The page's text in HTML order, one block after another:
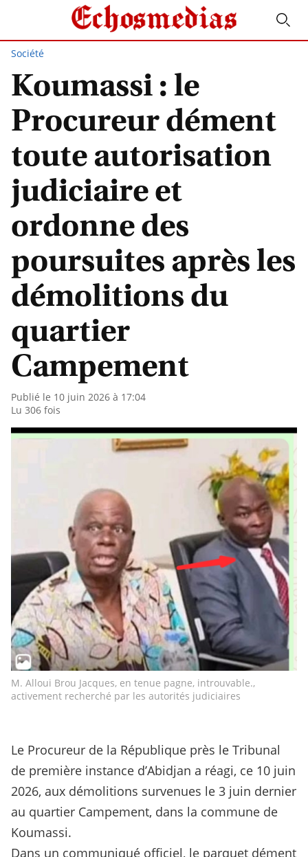
Société
Koumassi : le
Procureur dément
toute autorisation
judiciaire et
ordonne des
poursuites après les
démolitions du
quartier
Campement
Publié le 10 juin 2026 à 17:04
Lu 306 fois
M. Alloui Brou Jacques, en tenue pagne, introuvable.,
activement recherché par les autorités judiciaires
Le Procureur de la République près le Tribunal
de première instance d’Abidjan a réagi, ce 10 juin
2026, aux démolitions survenues le 3 juin dernier
au quartier Campement, dans la commune de
Koumassi.
Dans un communiqué officiel, le parquet dément